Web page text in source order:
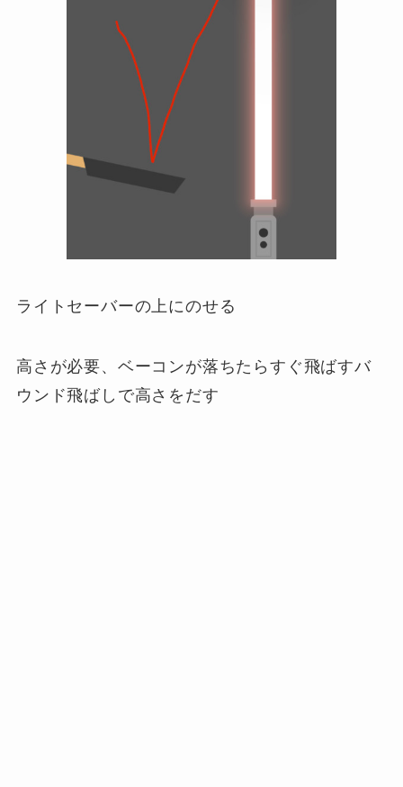
ライトセーバーの上にのせる
高さが必要、ベーコンが落ちたらすぐ飛ばすバ
ウンド飛ばしで高さをだす